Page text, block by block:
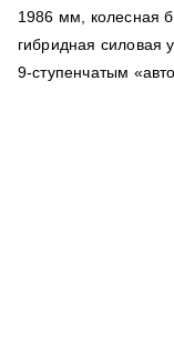
1986 мм, колесная
гибридная силовая
9-ступенчатым